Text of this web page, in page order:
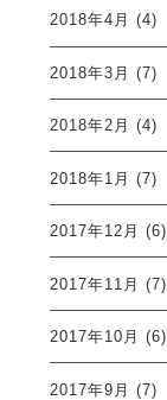
2018年4月 (4)
2018年3月 (7)
2018年2月 (4)
2018年1月 (7)
2017年12月 (6)
2017年11月 (7)
2017年10月 (6)
2017年9月 (7)